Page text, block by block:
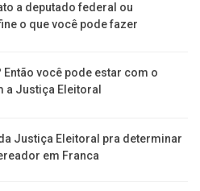
a deputado federal ou
o que você pode fazer
Então você pode estar com o
a Justiça Eleitoral
Justiça Eleitoral pra determinar
em Franca